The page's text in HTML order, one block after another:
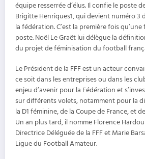
équipe resserrée d’élus. Il confie le poste
Brigitte Henriques1, qui devient numéro 3
la fédération. C’est la première fois
poste. Noël Le Graët lui délègue la
du projet de féminisation du football
Le Président de la FFF est un acteur
ce soit dans les entreprises ou dans les
enjeu d’avenir pour la Fédération et
sur différents volets, notamment pour la
la D1 féminine, de la Coupe de France, et
Un an plus tard, il nomme Florence
Directrice Déléguée de la FFF et Marie
Ligue du Football Amateur.